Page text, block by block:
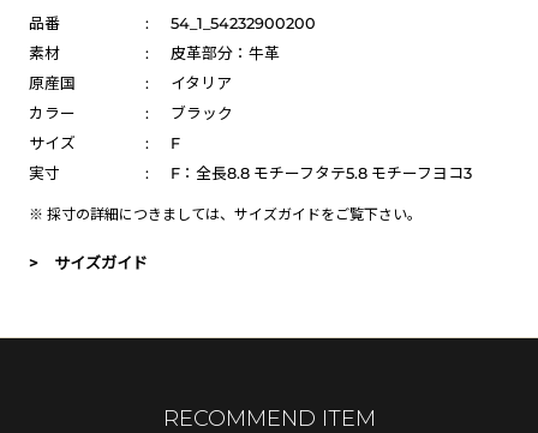
品番 :
54_1_54232900200
素材
:
皮革部分：牛革
原産国
:
イタリア
カラー
:
ブラック
サイズ
:
F
実寸
: F：全長8.8 モチーフタテ5.8 モチーフヨコ3
※ 採寸の詳細につきましては、 サイズガイドをご覧下さい。
> サイズガイド
RECOMMEND ITEM